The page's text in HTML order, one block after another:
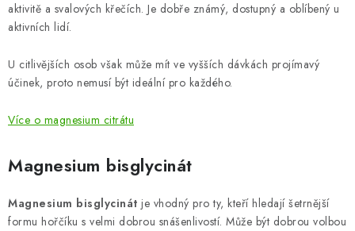
aktivitě a svalových křečích. Je dobře známý, dostupný a oblíbený u
aktivních lidí.
U citlivějších osob však může mít ve vyšších dávkách projímavý
účinek, proto nemusí být ideální pro každého.
Více o magnesium citrátu
Magnesium bisglycinát
Magnesium bisglycinát je vhodný pro ty, kteří hledají šetrnější
formu hořčíku s velmi dobrou snášenlivostí. Může být dobrou volbou